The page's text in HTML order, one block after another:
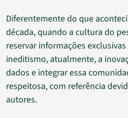
Diferentemente do que
década, quando a cultura do
reservar informações
ineditismo, atualmente, a
dados e integrar essa
respeitosa, com referência
autores.